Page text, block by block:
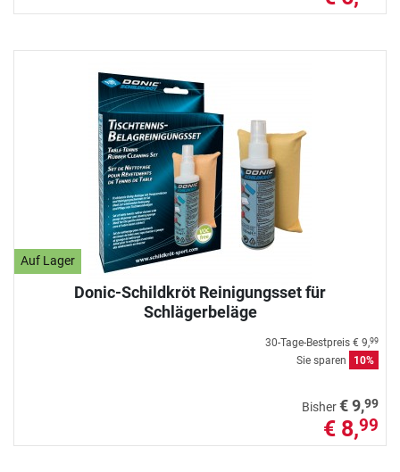
Auf Lager
Donic-Schildkröt Reinigungsset für
Schlägerbeläge
30-Tage-Bestpreis € 9,99
Sie sparen 10%
Bisher€ 9,99
€ 8,99